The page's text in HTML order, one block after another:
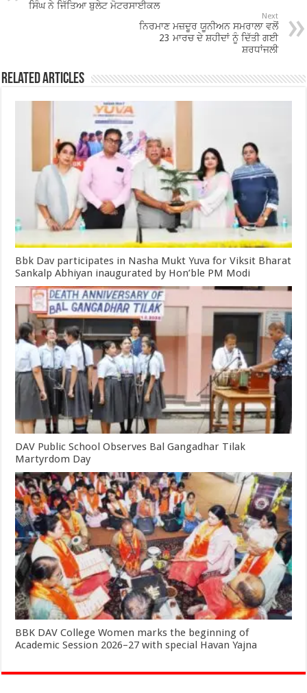
o
p
ਸਿੰਘ ਨੇ ਜਿੱਤਿਆ ਬੁਲੇਟ ਮੋਟਰਸਾਈਕਲ
Next
ਨਿਰਮਾਣ ਮਜ਼ਦੂਰ ਯੂਨੀਅਨ ਸਮਰਾਲਾ ਵਲੋਂ
23 ਮਾਰਚ ਦੇ ਸ਼ਹੀਦਾਂ ਨੂੰ ਦਿੱਤੀ ਗਈ
ਸ਼ਰਧਾਂਜਲੀ
Related Articles
Bbk Dav participates in Nasha Mukt Yuva for Viksit Bharat
Sankalp Abhiyan inaugurated by Hon’ble PM Modi
DAV Public School Observes Bal Gangadhar Tilak
Martyrdom Day
BBK DAV College Women marks the beginning of
Academic Session 2026–27 with special Havan Yajna